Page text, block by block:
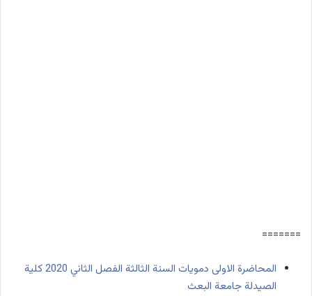
=======
المحاضرة الاولى دمويات السنة الثالثة الفصل الثاني 2020 كلية
الصيدلة جامعة البعث